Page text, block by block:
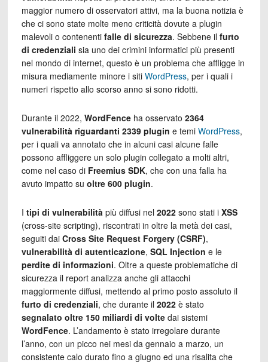
maggior numero di osservatori attivi, ma la buona notizia è
che ci sono state molte meno criticità dovute a plugin
malevoli o contenenti falle di sicurezza. Sebbene il furto
di credenziali sia uno dei crimini informatici più presenti
nel mondo di internet, questo è un problema che affligge in
misura mediamente minore i siti WordPress, per i quali i
numeri rispetto allo scorso anno si sono ridotti.
Durante il 2022, WordFenceha osservato 2364
vulnerabilità riguardanti 2339 plugin e temi WordPress,
per i quali va annotato che in alcuni casi alcune falle
possono affliggere un solo plugin collegato a molti altri,
come nel caso di Freemius SDK, che con una falla ha
avuto impatto su oltre 600 plugin.
I tipi di vulnerabilità più diffusi nel 2022sono stati i XSS
(cross-site scripting), riscontrati in oltre la metà dei casi,
seguiti dai Cross Site Request Forgery (CSRF),
vulnerabilità di autenticazione, SQL Injection e le
perdite di informazioni. Oltre a queste problematiche di
sicurezza il report analizza anche gli attacchi
maggiormente diffusi, mettendo al primo posto assoluto il
furto di credenziali, che durante il 2022è stato
segnalato oltre 150 miliardi di voltedai sistemi
WordFence. L’andamento è stato irregolare durante
l’anno, con un picco nei mesi da gennaio a marzo, un
consistente calo durato fino a giugno ed una risalita che